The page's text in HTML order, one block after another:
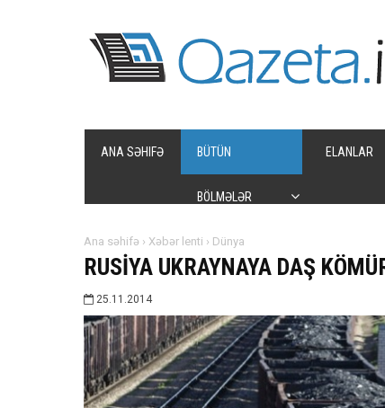
ANA SƏHIFƏ BÜTÜN
BÖLMƏLƏR
ELANLAR
Ana səhifə › Xəbər lenti › Dünya
RUSİYA UKRAYNAYA DAŞ
25.11.2014